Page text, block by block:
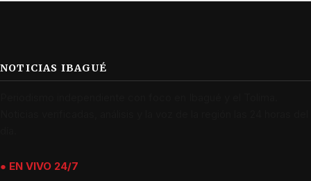
NOTICIAS IBAGUÉ
● EN VIVO 24/7